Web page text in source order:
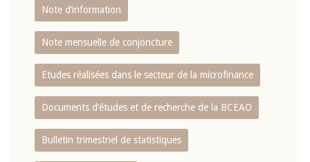
Note d’information
Note mensuelle de conjoncture
Etudes réalisées dans le secteur de la microfinance
Documents d’études et de recherche de la BCEAO
Bulletin trimestriel de statistiques